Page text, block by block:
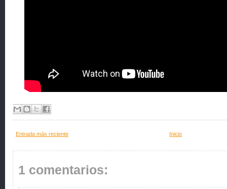
Entrada más reciente Inicio
1 comentarios: